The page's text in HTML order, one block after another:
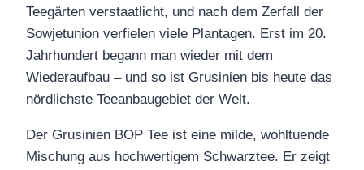
Teegärten verstaatlicht, und nach dem Zerfall der
Sowjetunion verfielen viele Plantagen. Erst im 20.
Jahrhundert begann man wieder mit dem
Wiederaufbau – und so ist Grusinien bis heute das
nördlichste Teeanbaugebiet der Welt.
Der Grusinien BOP Tee ist eine milde, wohltuende
Mischung aus hochwertigem Schwarztee. Er zeigt